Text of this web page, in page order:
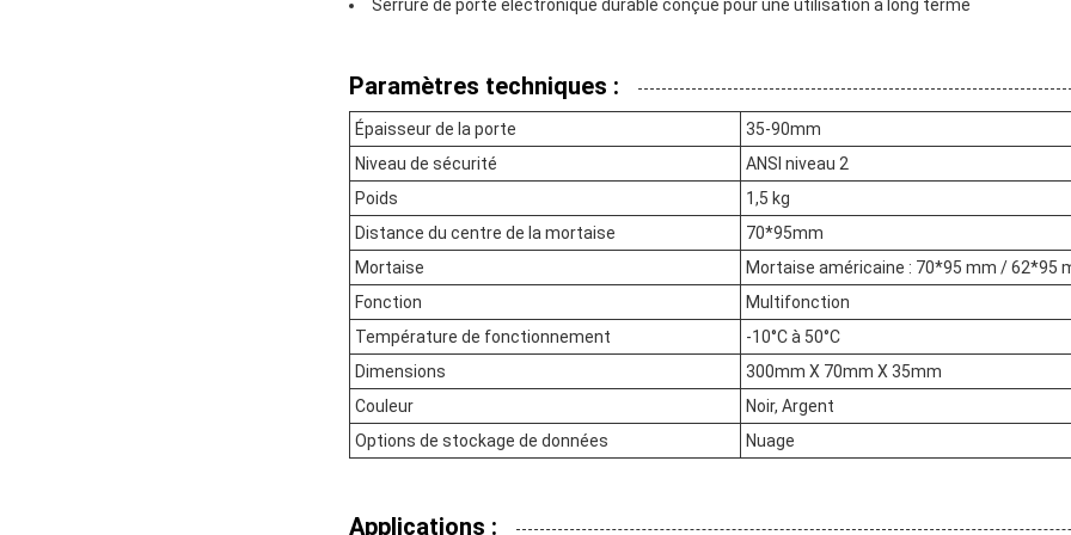
Serrure de porte électronique durable conçue pour une utilisation à long terme
Paramètres techniques :
Épaisseur de la porte
35-90mm
Niveau de sécurité
ANSI niveau 2
Poids
1,5 kg
Distance du centre de la mortaise
70*95mm
Mortaise
Mortaise américaine : 70*95 mm / 62*95
Fonction
Multifonction
Température de fonctionnement
-10°C à 50°C
Dimensions
300mm X 70mm X 35mm
Couleur
Noir, Argent
Options de stockage de données
Nuage
Applications :